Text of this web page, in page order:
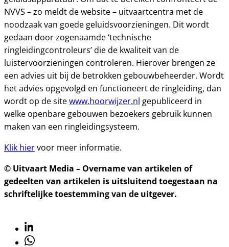
NVVS – zo meldt de website – uitvaartcentra met de
noodzaak van goede geluidsvoorzieningen. Dit wordt
gedaan door zogenaamde ‘technische
ringleidingcontroleurs’ die de kwaliteit van de
luistervoorzieningen controleren. Hierover brengen ze
een advies uit bij de betrokken gebouwbeheerder. Wordt
het advies opgevolgd en functioneert de ringleiding, dan
wordt op de sitewww.hoorwijzer.nl gepubliceerd in
welke openbare gebouwen bezoekers gebruik kunnen
maken van een ringleidingsysteem.
Klik hiervoor meer informatie.
© Uitvaart Media – Overname van artikelen of
gedeelten van artikelen is uitsluitend toegestaan na
schriftelijke toestemming van de uitgever.
Linkedin
Whatsapp